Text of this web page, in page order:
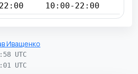
10:00-22:00
Иващенко
UTC
UTC